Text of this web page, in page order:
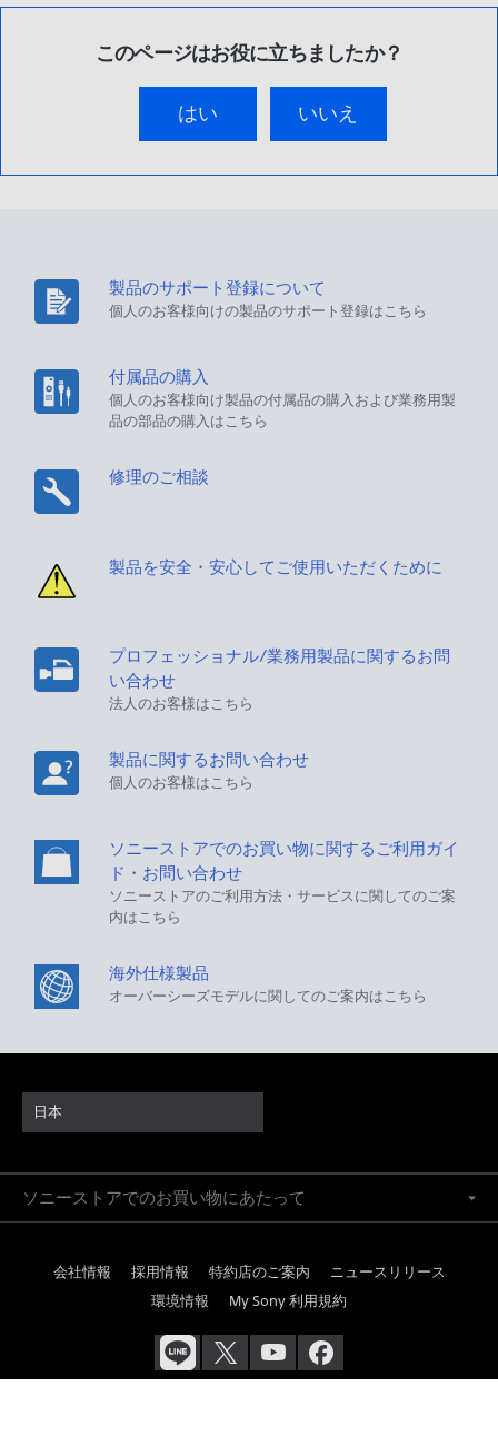
このページはお役に立ちましたか？
はい いいえ
製品のサポート登録について
個人のお客様向けの製品のサポート登録はこちら
付属品の購入
個人のお客様向け製品の付属品の購入および業務用製
品の部品の購入はこちら
修理のご相談
製品を安全・安心してご使用いただくために
プロフェッショナル/業務用製品に関するお問
い合わせ
法人のお客様はこちら
製品に関するお問い合わせ
個人のお客様はこちら
ソニーストアでのお買い物に関するご利用ガイ
ド・お問い合わせ
ソニーストアのご利用方法・サービスに関してのご案
内はこちら
海外仕様製品
オーバーシーズモデルに関してのご案内はこちら
日本
ソニーストアでのお買い物にあたって
会社情報 採用情報 特約店のご案内
ニュースリリース
環境情報
My Sony 利用規約